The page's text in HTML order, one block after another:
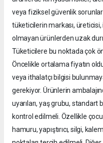
veya fiziksel güvenlik
tüketicilerin markası,
olmayan ürünlerden uzak
Tüketicilere bu noktada çok
Öncelikle ortalama fiyatın
veya ithalatçı bilgisi
gerekiyor. Ürünlerin
uyarıları, yaş grubu,
kontrol edilmeli. Özellikle
hamuru, yapıştırıcı, silgi,